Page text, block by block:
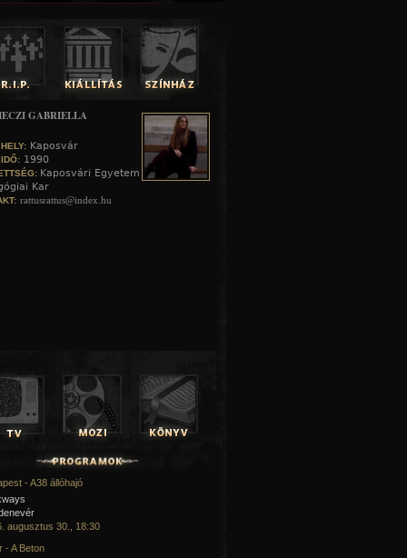
GABRIELLA
Kaposvár
1990
Kaposvári Egyetem
Kar
rattusrattus@index.hu
- A38 állóhajó
augusztus 30., 18:30
- A Beton